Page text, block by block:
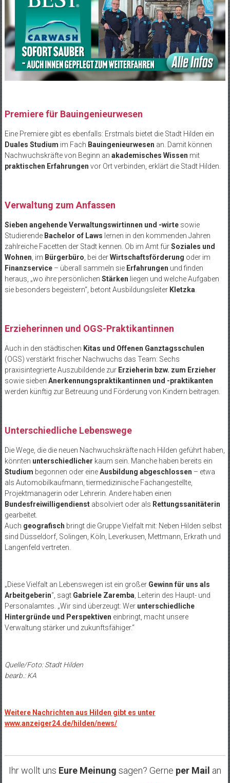
Premiere für Bauingenieurwesen
Eine Premiere gibt es ebenfalls: Erstmals bietet die Stadt Hilden ein
Duales Studium im Fach Bauingenieurwesen an. Damit können
Nachwuchskräfte von Beginn an akademisches Wissen mit
praktischen Erfahrungen vor Ort verbinden, erklärt die Stadt Hilden.
Verwaltung zum Anfassen
Sieben angehende Verwaltungswirtinnen und -wirtesowie
Studierende Bachelor of Laws lernen in den kommenden Jahren
zahlreiche Facetten der Stadt kennen. Ob im Amt fürSoziales und
Wohnen , im Bürgerbüro , bei derWirtschaftsförderung oder im
Finanzservice– überall sammeln sie Erfahrungen und finden
heraus, „wo ihre persönlichen Stärken liegen und welche Aufgaben
sie besonders begeistern“, betont Ausbildungsleiter Kletzka
Erzieherinnen und OGS-Praktikantinnen
Auch in den städtischen Kitas und Offenen Ganztagsschulen
(OGS) verstärkt frischer Nachwuchs das Team: Sechs
praxisintegrierte Auszubildende zur Erzieherin bzw. zum Erzieher
sowie sieben Anerkennungspraktikantinnen und -praktikanten
werden künftig zur Betreuung und Förderung von Kindern beitragen.
Unterschiedliche Lebenswege
Die Wege, die die neuen Nachwuchskräfte nach Hilden geführt haben,
könnten unterschiedlicher kaum sein. Manche haben bereits ein
Studium begonnen oder eineAusbildung abgeschlossen – etwa
als Automobilkaufmann, tiermedizinische Fachangestellte,
Projektmanagerin oder Lehrerin. Andere haben einen
Bundesfreiwilligendienstabsolviert oder als Rettungssanitäterin
gearbeitet.
Auch geografisch bringt die Gruppe Vielfalt mit: Neben Hilden selbst
sind Düsseldorf, Solingen, Köln, Leverkusen, Mettmann, Erkrath und
Langenfeld vertreten.
„Diese Vielfalt an Lebenswegen ist ein großer Gewinn für uns als
Arbeitgeberin“, sagt Gabriele Zaremba , Leiterin des Haupt- und
Personalamtes. „Wir sind überzeugt: Wer unterschiedliche
Hintergründe und Perspektiven einbringt, macht unsere
Verwaltung stärker und zukunftsfähiger.“
Quelle/Foto: Stadt Hilden
bearb.: KA
Weitere Nachrichten aus Hilden gibt es unter
www.anzeiger24.de/hilden/news/
Ihr wollt uns Eure Meinung sagen? Gerne per Mail an